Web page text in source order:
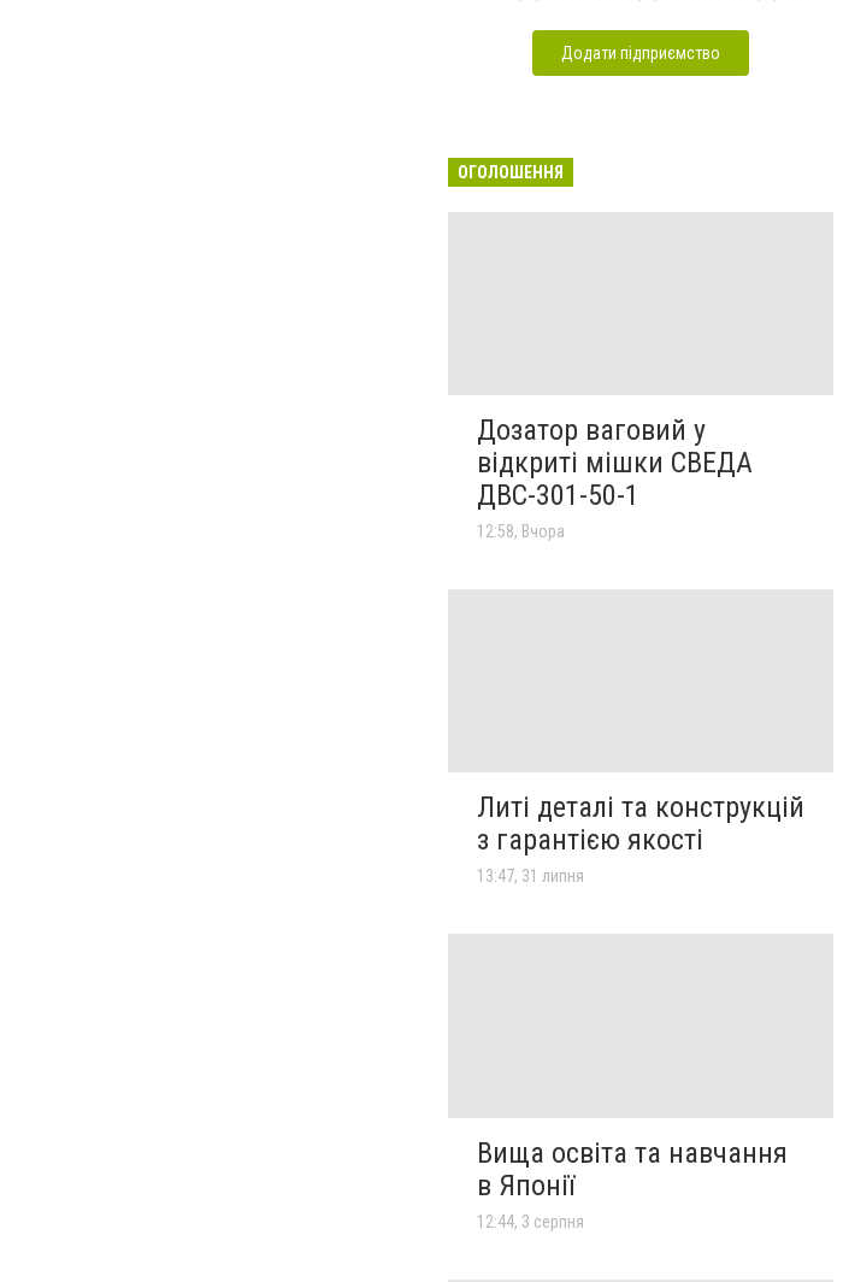
Додати підприємство
ОГОЛОШЕННЯ
Дозатор ваговий у
відкриті мішки СВЕДА
ДВС-301-50-1
12:58, Вчора
Литі деталі та конструкцій
з гарантією якості
13:47, 31 липня
Вища освіта та навчання
в Японії
12:44, 3 серпня